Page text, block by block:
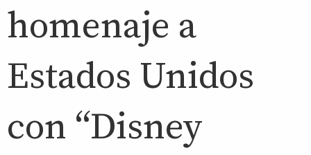
homenaje a
Estados Unidos
con “Disney